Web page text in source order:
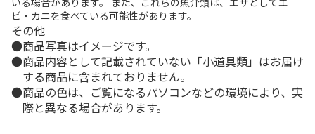
ビ・カニを食べている可能性があります。
その他
商品写真はイメージです。
商品内容として記載されていない「小道具類」はお届け
する商品に含まれておりません。
商品の色は、ご覧になるパソコンなどの環境により、実
際と異なる場合があります。